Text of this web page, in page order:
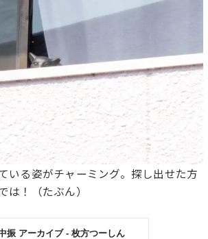
いる姿がチャーミング。探し出せた方
は！（たぶん）